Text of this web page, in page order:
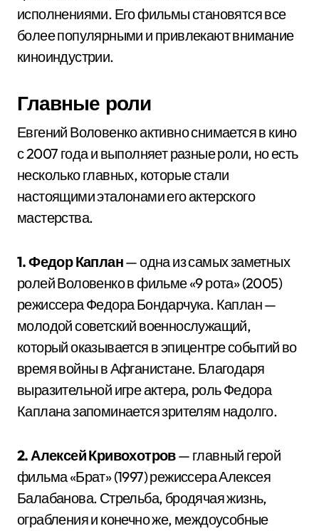
исполнениями. Его фильмы становятся все
более популярными и привлекают внимание
киноиндустрии.
Главные роли
Евгений Воловенко активно снимается в кино
с 2007 года и выполняет разные роли, но есть
несколько главных, которые стали
настоящими эталонами его актерского
мастерства.
1. Федор Каплан— одна из самых заметных
ролей Воловенко в фильме «9 рота» (2005)
режиссера Федора Бондарчука. Каплан —
молодой советский военнослужащий,
который оказывается в эпицентре событий во
время войны в Афганистане. Благодаря
выразительной игре актера, роль Федора
Каплана запоминается зрителям надолго.
2. Алексей Кривохотров— главный герой
фильма «Брат» (1997) режиссера Алексея
Балабанова. Стрельба, бродячая жизнь,
ограбления и конечно же, междоусобные